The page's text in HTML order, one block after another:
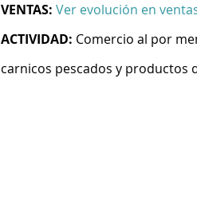
VENTAS: Ver evolución en
ACTIVIDAD: Comercio al por
carnicos pescados y productos